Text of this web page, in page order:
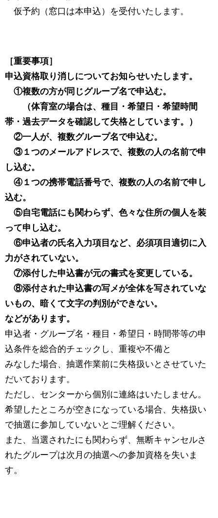
仮予約（窓口は本申込）を受付いたします。
［重要事項］
申込資格取り消しについてお知らせいたします。
①複数の方が同じグループ名で申込む。
（体育室の場合は、種目・希望日・希望時間
帯・過去データを確認して失格としています。）
②一人が、複数グループ名で申込む。
③１つのメールアドレスで、複数の人の名前で申
し込む。
④１つの携帯電話番号で、複数の人の名前で申し
込む。
⑤自宅電話にも関わらず、色々な住所の個人を装
って申し込む。
⑥申込者の氏名入力項目など、必須項目適切に入
力がされていない。
⑦添付した申込書が元の書式を変更している。
⑧添付された申込書の写メが全体を写されていな
いもの、暗くて文字の判別ができない。
などがあります。
申込者・グループ名・種目・希望日・時間帯等の申
込条件を総合的チェックし、重複や不備と
みなした場合、抽選作業前に失格扱いとさせていた
だいております。
ただし、センターから個別に連絡はいたしません。
希望したところが空きになっている場合、失格扱い
で抽選に参加していないとご理解ください。
また、当選されたにも関わらず、無断キャンセルさ
れたグループは次月の抽選への参加資格を失いま
す。